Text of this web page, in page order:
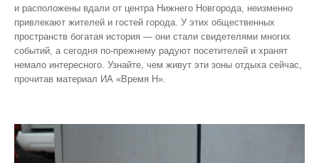
и расположены вдали от центра Нижнего Новгорода, неизменно
привлекают жителей и гостей города. У этих общественных
пространств богатая история — они стали свидетелями многих
событий, а сегодня по‑прежнему радуют посетителей и хранят
немало интересного. Узнайте, чем живут эти зоны отдыха сейчас,
прочитав материал ИА «Время Н».